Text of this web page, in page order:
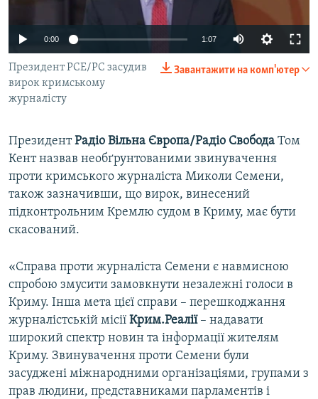
УКРАЇНСЬКА ПРОБЛЕМА КРИМУ
ДОЛУЧАЙСЯ!
0:00 1:07
Завантажити на комп'ютер
Президент РСЕ/РС засудив
вирок кримському
журналісту
ПрезидентРадіо Вільна Європа/Радіо Свобода Том
Кент назвав необґрунтованими звинувачення
проти кримського журналіста Миколи Семени,
також зазначивши, що вирок, винесений
підконтрольним Кремлю судом в Криму, має бути
скасований.
«Справа проти журналіста Семени є навмисною
спробою змусити замовкнути незалежні голоси в
Криму. Інша мета цієї справи – перешкоджання
журналістській місії Крим.Реалії – надавати
широкий спектр новин та інформації жителям
Криму. Звинувачення проти Семени були
засуджені міжнародними організаціями, групами з
прав людини, представниками парламентів і